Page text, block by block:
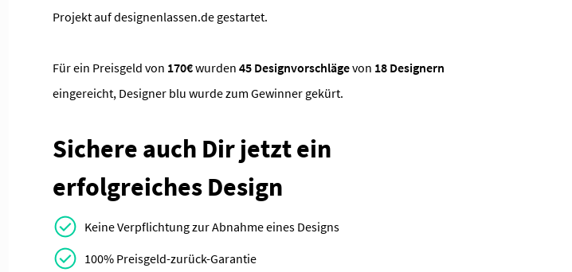
Projekt auf designenlassen.de gestartet.
Für ein Preisgeld von 170€wurden 45 Designvorschlägevon 18 Designern
eingereicht, Designer blu wurde zum Gewinner gekürt.
Sichere auch Dir jetzt ein
erfolgreiches Design
Keine Verpflichtung zur Abnahme eines Designs
100% Preisgeld-zurück-Garantie